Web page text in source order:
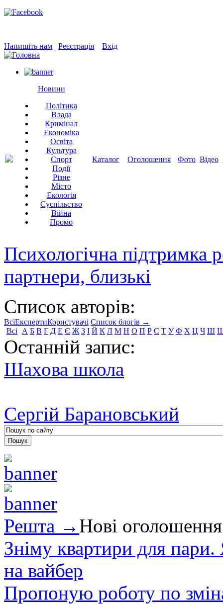
Напишіть нам Реєстрація Вхід
Новини
Політика
Влада
Кримінал
Економіка
Освіта
Культура
Спорт
Події
Різне
Місто
Екологія
Суспільство
Війна
Промо
Каталог Оголошення Фото Відео
Психологічна підтримка
партнери, близькі
Список авторів:
ВсіЕкспертиКористувачі Список блогів →
Всі
А Б В Г Д Е Є Ж З І Й К Л М Н О П Р С Т У Ф Х Ц Ч Ш
Останній запис:
Шахова школа
Сергій Барановський
Решта → Нові оголошення
Зніму квартири для
на вайбер
Пропоную роботу по